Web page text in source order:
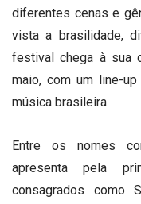
diferentes cenas e
vista a brasilidade,
festival chega à sua
maio, com um line-
música brasileira.
Entre os nomes
apresenta pela
consagrados como